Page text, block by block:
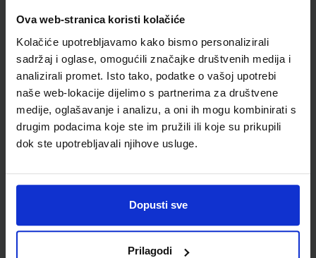
Ova web-stranica koristi kolačiće
Kolačiće upotrebljavamo kako bismo personalizirali
sadržaj i oglase, omogućili značajke društvenih medija i
analizirali promet. Isto tako, podatke o vašoj upotrebi
naše web-lokacije dijelimo s partnerima za društvene
medije, oglašavanje i analizu, a oni ih mogu kombinirati s
drugim podacima koje ste im pružili ili koje su prikupili
dok ste upotrebljavali njihove usluge.
Dopusti sve
Prilagodi
Vrsta škole
4 GIMNAZIJA+STRUKOVN
Reg br min
3588;3589
Newsletter prijava